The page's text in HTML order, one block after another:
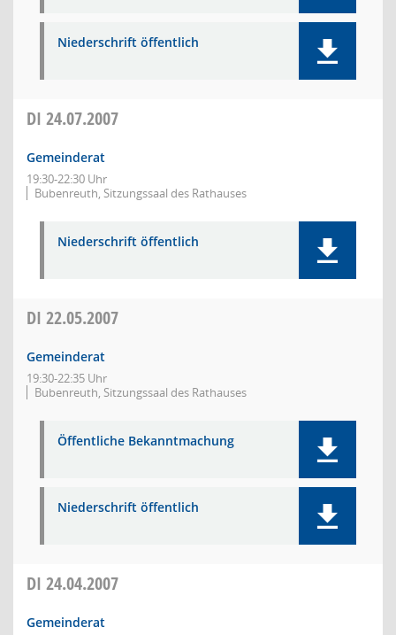
Niederschrift öffentlich
DI 24.07.2007
Gemeinderat
19:30-22:30 Uhr
Bubenreuth, Sitzungssaal des Rathauses
Niederschrift öffentlich
DI 22.05.2007
Gemeinderat
19:30-22:35 Uhr
Bubenreuth, Sitzungssaal des Rathauses
Öffentliche Bekanntmachung
Niederschrift öffentlich
DI 24.04.2007
Gemeinderat